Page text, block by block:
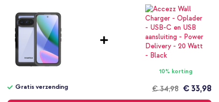
Polsbandje
Backcover, Hardcase
Volledige bescherming
10% korting
€ 34,98
Gratis verzending € 33,98